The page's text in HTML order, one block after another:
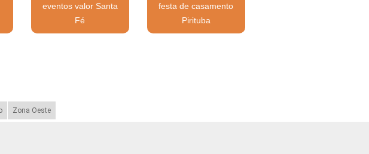
eventos valor Santa
Fé
festa de casamento
Pirituba
Zona Oeste